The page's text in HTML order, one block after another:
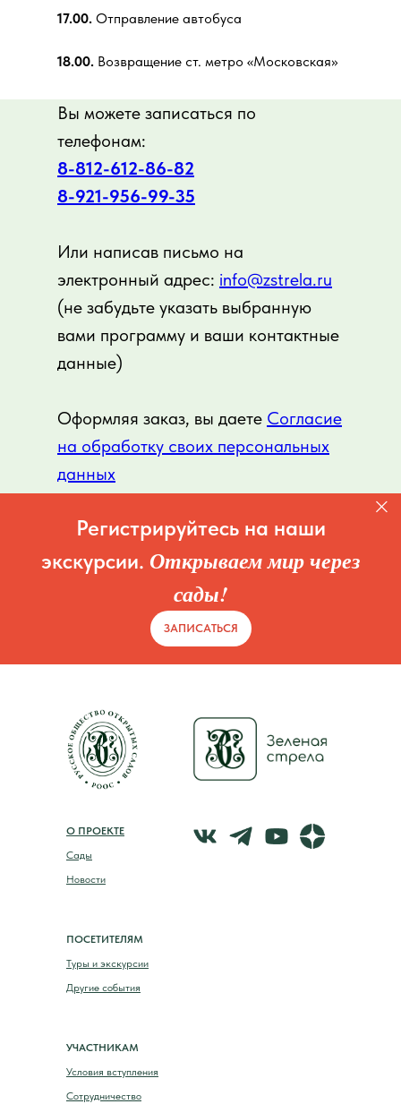
17.00. Отправление автобуса
18.00. Возвращение ст. метро «Московская»
Вы можете записаться по
телефонам:
8-812-612-86-82
8-921-956-99-35
Или написав письмо на
электронный адрес: info@zstrela.ru
(не забудьте указать выбранную
вами программу и ваши контактные
данные)
Оформляя заказ, вы даете Согласие
на обработку своих персональных
данных
Регистрируйтесь на наши
экскурсии. Открываем мир через
сады!
ЗАПИСАТЬСЯ
О ПРОЕКТЕ
Сады
Новости
ПОСЕТИТЕЛЯМ
Туры и экскурсии
Другие события
УЧАСТНИКАМ
Условия вступления
Сотрудничество